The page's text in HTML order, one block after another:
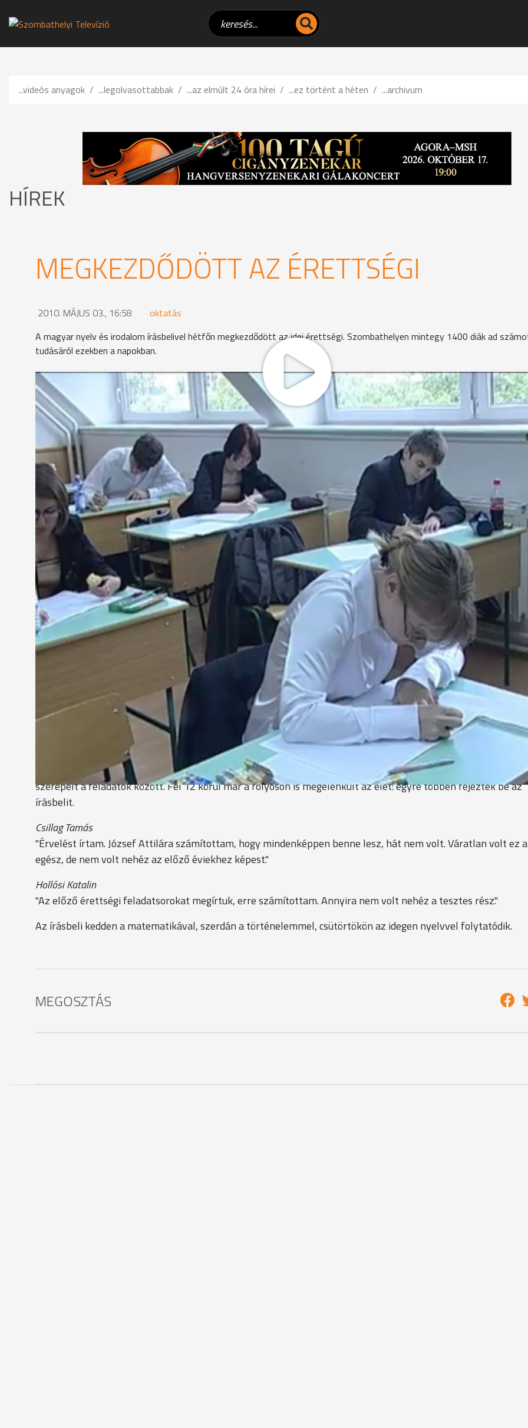
...videós anyagok ...legolvasottabbak ...az elmúlt 24 óra hírei ...ez történt a héten ...archivum
HÍREK
MEGKEZDŐDÖTT AZ ÉRETTSÉGI
2010. MÁJUS 03., 16:58
oktatás
A magyar nyelv és irodalom írásbelivel hétfőn megkezdődött az idei érettségi. Szombathelyen mintegy 1400 diák ad
tudásáról ezekben a napokban.
A Városháza alagsorában, dobozokban őrizték az érettségi tételeket. Reggel fél 7-kor Beer Miklós, a
igazgatója volt az első, aki átvette a magyar írásbeli tételeket.
Aztán sorban érkeztek az iskolák vezetői, hogy elvigyék az érettségi tételeket. Lenner Tibor igazgató szerint
rendszer biztonságos: a diákok nem tudhatják meg előre, mik lesznek az érettségi feladatok.
Dr. Lenner Tibor, igazgató - Bolyai Gimnázium
"Ami itt a tételek átvételétől addig, amíg a diákok asztalára kerül a tétel, ez a folyamat látható, biztonságos,
idegen nem láthat bele."
A Bolyai gimnázium díszterme fél 8-kor: rövid tájékoztató a vizsga lebonyolításáról. Aztán mindenki sietett a
kijelölt osztályterembe.
Rövid rendezkedés még a kezdés előtt: 106-an írtak középszintű magyar érettségit a Bolyaiban.
Debreczeni Máté
"Rebesgették, hogy Mikszáth Kálmánról lehet szó, aki 100 éve született. Kosztolányi Dezső neve is felmerült.
Persze ezt senki nem tudhatja, de nem is lesz rá szükség. Amit megkapunk, megfelően ki tudjuk dolgozni a
feladatokat, nem okozhat nehézséget."
"Jól sikerült a felkészülés, rengeteget tanultam. Az irodalom nem tartozik a választható és fontos tárgyaim
biológiából fogok menni, de szeretném, ha ugyanúgy sikerülne, mint a többi."
Az első feladatlap egy szövegértés volt, amire 60 perc állt rendelkezésre. Ebben 2009-ben készült, Janus
Pannoniusról szóló újságcikkel kapcsolatos kérdésekre kellett válaszolniuk a diákoknak. A szövegelemzésre
180 percük volt. Itt három feladatból lehetett választani: írhattak érvelést vagy értelmezhették Gelléri Andor
Endre: Pármai likőr című művét. Ezen kívül még Kosztolányi és Karinthy egy-egy versének összehasonlító
szerepelt a feladatok között. Fél 12 körül már a folyosón is megélénkült az élet: egyre többen fejezték be az
írásbelit.
Csillag Tamás
"Érvelést írtam. József Attilára számítottam, hogy mindenképpen benne lesz, hát nem volt. Váratlan volt ez
egész, de nem volt nehéz az előző éviekhez képest."
Hollósi Katalin
"Az előző érettségi feladatsorokat megírtuk, erre számítottam. Annyira nem volt nehéz a tesztes rész."
Az írásbeli kedden a matematikával, szerdán a történelemmel, csütörtökön az idegen nyelvvel folytatódik.
MEGOSZTÁS